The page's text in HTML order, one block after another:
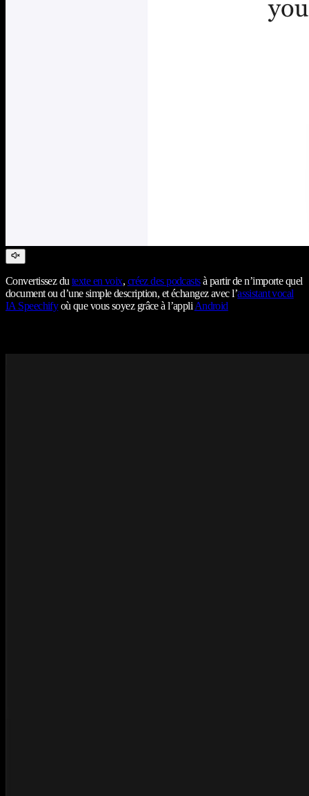
Convertissez dutexte en voix, créez des podcastsà partir de n’importe quel
document ou d’une simple description, et échangez avec l’assistant vocal
IA Speechifyoù que vous soyez grâce à l’appliAndroid